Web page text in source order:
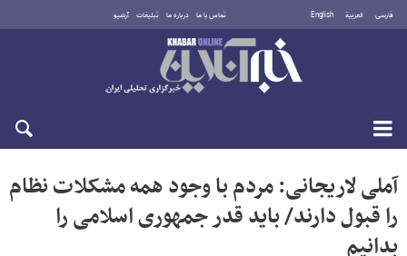
فارسی العربية English تماس با ما درباره ما تبلیغات آرشیو
جمعه ۱۶ مرداد ۱۴۰۵
آملی لاریجانی: مردم با وجود همه مشکلات نظام
را قبول دارند/ باید قدر جمهوری اسلامی را
بدانیم